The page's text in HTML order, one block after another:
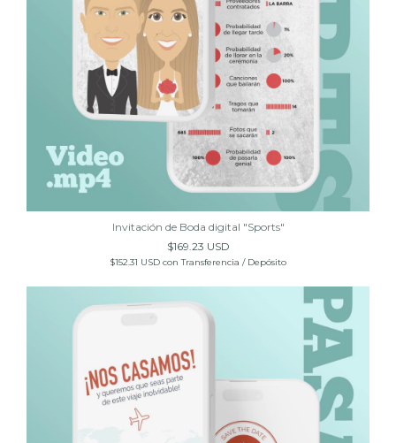
Invitación de Boda digital "Sports"
$169.23 USD
$152.31 USD con Transferencia / Depósito